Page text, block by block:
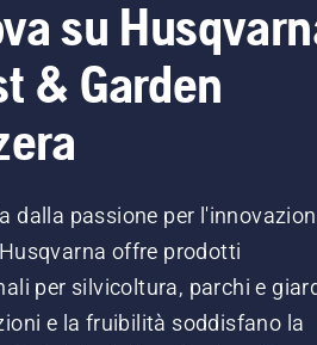
su
& Garden
dalla passione per
offre prodotti
per silvicoltura, parchi e
e la fruibilità soddisfano la